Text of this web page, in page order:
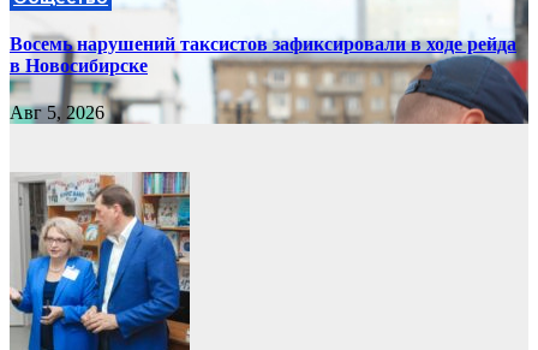
Восемь нарушений таксистов зафиксировали в ходе рейда
в Новосибирске
Авг 5, 2026